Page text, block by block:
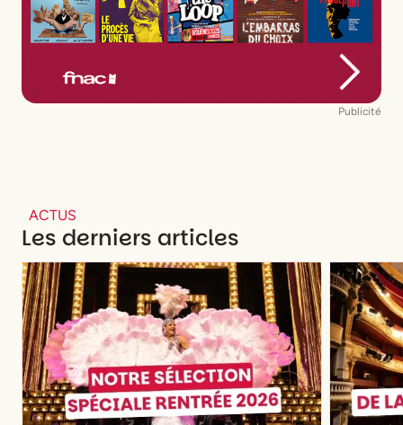
Publicité
ACTUS
Les derniers articles